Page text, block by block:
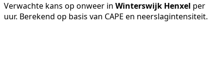
Verwachte kans op onweer in Winterswijk Henxel per
uur. Berekend op basis van CAPE en neerslagintensiteit.